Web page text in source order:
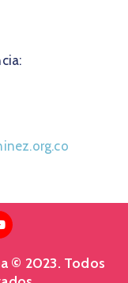
© 2023. Todos